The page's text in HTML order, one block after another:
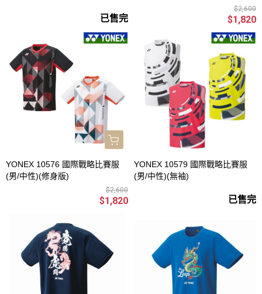
已售完
$2,600
$1,820
YONEX 10576 國際戰略比賽服
(男/中性)(修身版)
$2,600
$1,820
YONEX 10579 國際戰略比賽服
(男/中性)(無袖)
已售完